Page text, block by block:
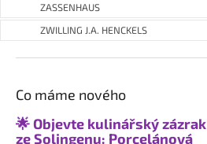
ZASSENHAUS
ZWILLING J.A. HENCKELS
Co máme nového
🌟 Objevte kulinářský zázrak
ze Solingenu: Porcelánová